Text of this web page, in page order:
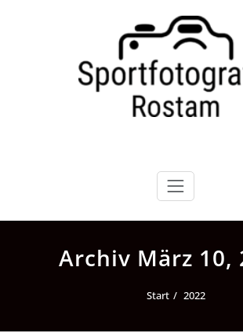
Archiv März 10,
Start 2022